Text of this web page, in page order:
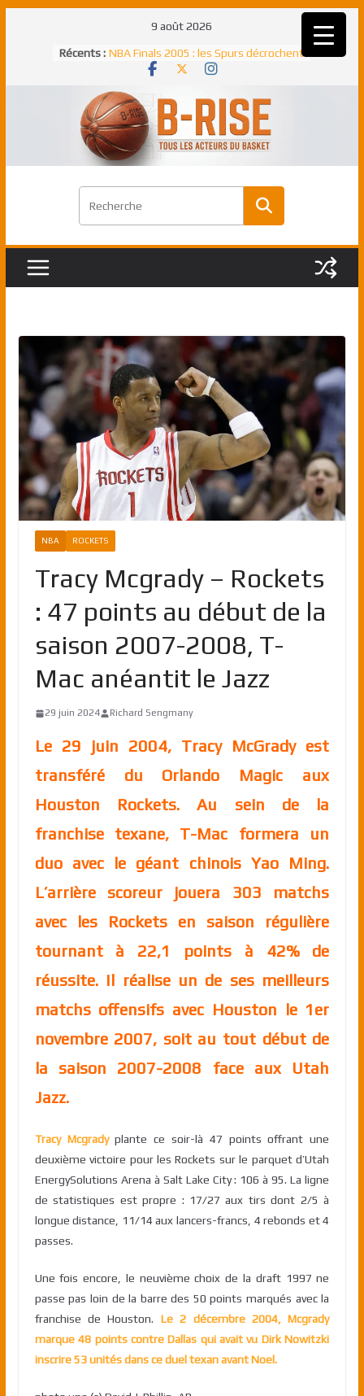
9 août 2026
Récents : Rudy Gobert, deuxième Français élu
meilleur défenseur d’une saison NBA
un troisième titre NBA, la rude bataille
face aux Pistons
NBA Finals 2021 : les Bucks et Giannis
Antetokounmpo triomphent, le Greek
Freek élu MVP
match à plus de 40 points en NBA, le
canadien transcendant face aux Spurs
Pau Gasol dans l’histoire en 2002 :
premier européen sacré Rookie de
NBA ROCKETS
Tracy Mcgrady – Rockets
: 47 points au début de la
saison 2007-2008, T-
Mac anéantit le Jazz
29 juin 2024 Richard Sengmany
Le 29 juin 2004, Tracy McGrady est
transféré du Orlando Magic aux
Houston Rockets. Au sein de la
franchise texane, T-Mac formera un
duo avec le géant chinois Yao Ming.
L’arrière scoreur jouera 303 matchs
avec les Rockets en saison régulière
tournant à 22,1 points à 42% de
réussite. Il réalise un de ses meilleurs
matchs offensifs avec Houston le 1er
novembre 2007, soit au tout début de
la saison 2007-2008 face aux Utah
Jazz.
Tracy Mcgradyplante ce soir-là 47 points offrant une
deuxième victoire pour les Rockets sur le parquet d’Utah
EnergySolutions Arena à Salt Lake City : 106 à 95. La ligne
de statistiques est propre : 17/27 aux tirs dont 2/5 à
longue distance, 11/14 aux lancers-francs, 4 rebonds et 4
passes.
Une fois encore, le neuvième choix de la draft 1997 ne
passe pas loin de la barre des 50 points marqués avec la
franchise de Houston. Le 2 décembre 2004, Mcgrady
marque 48 points contre Dallas qui avait vu Dirk Nowitzki
inscrire 53 unités dans ce duel texan avant Noel.